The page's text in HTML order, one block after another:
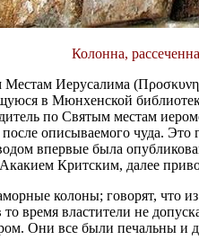
Колонна,
Иерусалима
в Мюнхенской
по Святым местам
описываемого чуда.
впервые была
Критским, далее
колоны; говорят, что
время властители не
Они все были печальны и